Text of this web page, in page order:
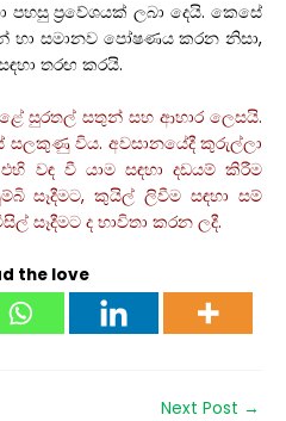
ප්‍රවේශයක් ලබා දෙයි. කෙසේ
හා සමානව පෝෂණය කරන නිසා,
තරඟ කරයි.
සුරතල් සතුන් සහ ආහාර ලෙසයි.
සලකුණු විය. අවසානයේදී කුරුල්ලා
වඳ වී යාම සඳහා දඩයම් කිරීම
සෑදීමට, කුයිල් ලිවීම සඳහා සම්
සෑදීමට ද භාවිතා කරන ලදී.
the love
Next Post →